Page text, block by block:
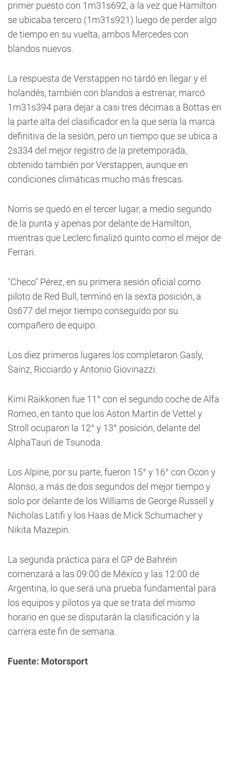
primer puesto con 1m31s692, a la vez que Hamilton
se ubicaba tercero (1m31s921) luego de perder algo
de tiempo en su vuelta, ambos Mercedes con
blandos nuevos.
La respuesta de Verstappen no tardó en llegar y el
holandés, también con blandos a estrenar, marcó
1m31s394 para dejar a casi tres décimas a Bottas en
la parte alta del clasificador en la que sería la marca
definitiva de la sesión, pero un tiempo que se ubica a
2s334 del mejor registro de la pretemporada,
obtenido también por Verstappen, aunque en
condiciones climáticas mucho más frescas.
Norris se quedó en el tercer lugar, a medio segundo
de la punta y apenas por delante de Hamilton,
mientras que Leclerc finalizó quinto como el mejor de
Ferrari.
"Checo" Pérez, en su primera sesión oficial como
piloto de Red Bull, terminó en la sexta posición, a
0s677 del mejor tiempo conseguido por su
compañero de equipo.
Los diez primeros lugares los completaron Gasly,
Sainz, Ricciardo y Antonio Giovinazzi.
Kimi Raikkonen fue 11° con el segundo coche de Alfa
Romeo, en tanto que los Aston Martin de Vettel y
Stroll ocuparon la 12° y 13° posición, delante del
AlphaTauri de Tsunoda.
Los Alpine, por su parte, fueron 15° y 16° con Ocon y
Alonso, a más de dos segundos del mejor tiempo y
solo por delante de los Williams de George Russell y
Nicholas Latifi y los Haas de Mick Schumacher y
Nikita Mazepin.
La segunda práctica para el GP de Bahréin
comenzará a las 09:00 de México y las 12:00 de
Argentina, lo que será una prueba fundamental para
los equipos y pilotos ya que se trata del mismo
horario en que se disputarán la clasificación y la
carrera este fin de semana.
Fuente: Motorsport